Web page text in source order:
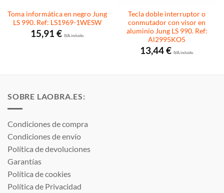
Toma informática en negro Jung
LS 990. Ref: LS1969-1WESW
15,91€ I.V.A. incluido.
Tecla doble interruptor o
conmutador con visor en
aluminio Jung LS 990. Ref:
Al2995KO5
13,44€ I.V.A. incluido.
SOBRE LAOBRA.ES:
Condiciones de compra
Condiciones de envío
Política de devoluciones
Garantías
Política de cookies
Política de Privacidad